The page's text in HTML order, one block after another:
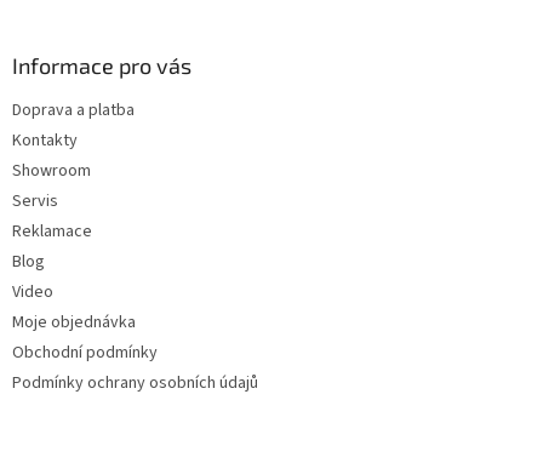
Informace pro vás
Doprava a platba
Kontakty
Showroom
Servis
Reklamace
Blog
Video
Moje objednávka
Obchodní podmínky
Podmínky ochrany osobních údajů